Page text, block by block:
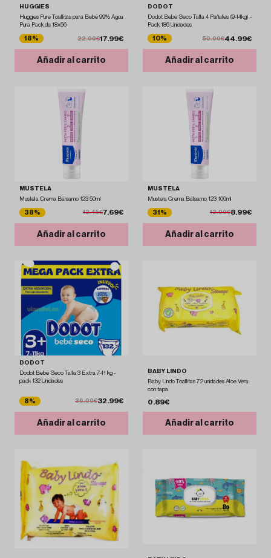
HUGGIES
Huggies Pure Toallitas para Bebé 99% Agua
Pura Pack de 18x56
18% 22.00€17.99€
Añadir al carrito
DODOT
Dodot Bebé Seco Talla 4 Pañales (9-14kg) -
Pack 186 Unidades
10% 50.00€44.99€
Añadir al carrito
MUSTELA
Mustela Crema Bálsamo 123 50ml
38% 12.45€7.69€
Añadir al carrito
MUSTELA
Mustela Crema Bálsamo 123 100ml
31% 12.99€8.99€
Añadir al carrito
DODOT
Dodot Bebé Seco Talla 3 Extra 7-11 kg -
pack 132 Unidades
8% 36.00€32.99€
Añadir al carrito
BABY LINDO
Baby Lindo Toallitas 72 unidades Aloe Vera
con tapa
0.89€
Añadir al carrito